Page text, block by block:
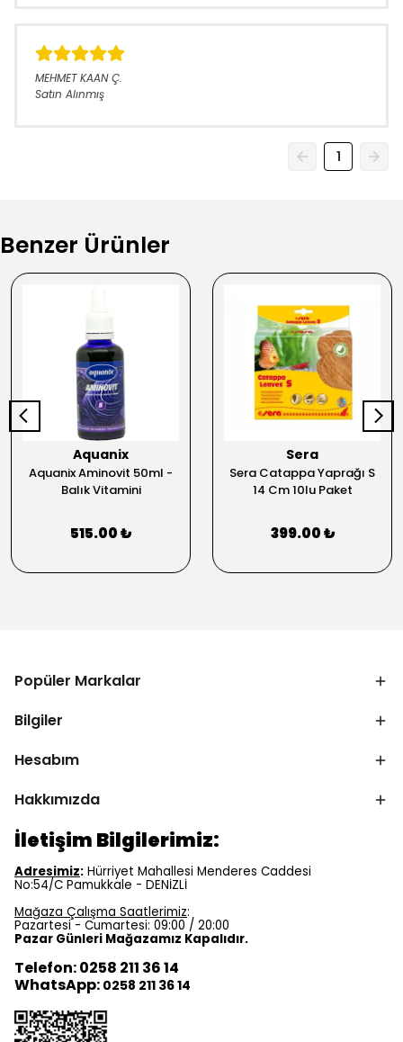
MEHMET KAAN Ç.
Satın Alınmış
1
Benzer Ürünler
Aquanix
Aquanix Aminovit 50ml -
Balık Vitamini
515.00 ₺
Sera
Sera Catappa Yaprağı S
14 Cm 10lu Paket
399.00 ₺
Popüler Markalar
Bilgiler
Hesabım
Hakkımızda
İletişim Bilgilerimiz:
Adresimiz: Hürriyet Mahallesi Menderes Caddesi
No:54/C Pamukkale - DENİZLİ
Mağaza Çalışma Saatlerimiz:
Pazartesi - Cumartesi: 09:00 / 20:00
Pazar Günleri Mağazamız Kapalıdır.
Telefon: 0258 211 36 14
WhatsApp: 0258 211 36 14